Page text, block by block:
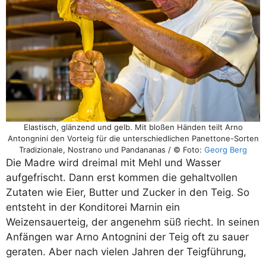
Elastisch, glänzend und gelb. Mit bloßen Händen teilt Arno
Antongnini den Vorteig für die unterschiedlichen Panettone-Sorten
Tradizionale, Nostrano und Pandananas / © Foto: Georg Berg
Die Madre wird dreimal mit Mehl und Wasser
aufgefrischt. Dann erst kommen die gehaltvollen
Zutaten wie Eier, Butter und Zucker in den Teig. So
entsteht in der Konditorei Marnin ein
Weizensauerteig, der angenehm süß riecht. In seinen
Anfängen war Arno Antognini der Teig oft zu sauer
geraten. Aber nach vielen Jahren der Teigführung,